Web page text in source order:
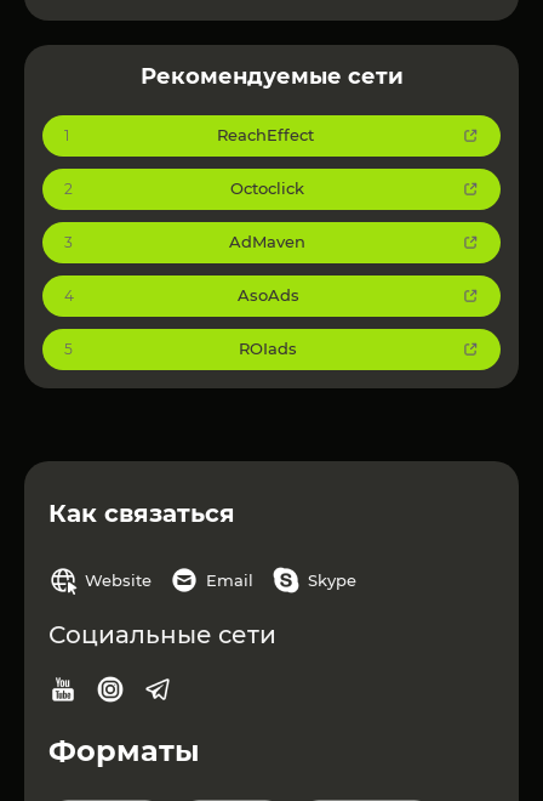
Рекомендуемые сети
1 ReachEffect
2 Octoclick
3 AdMaven
4 AsoAds
5 ROIads
Как связаться
Website Email Skype
Социальные сети
Форматы